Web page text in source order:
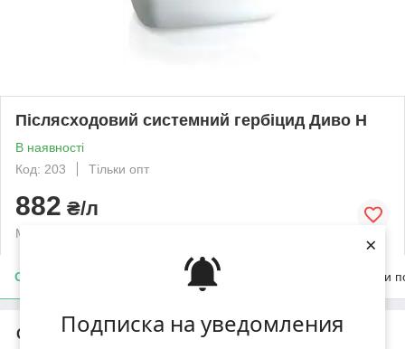
Подписка на уведомления
×
Післясходовий системний гербіцид Диво Н
В наявності
Код: 203
Тільки опт
882 ₴/л
Мінімальне замовлення — 20 л
Опис Умови
Опис